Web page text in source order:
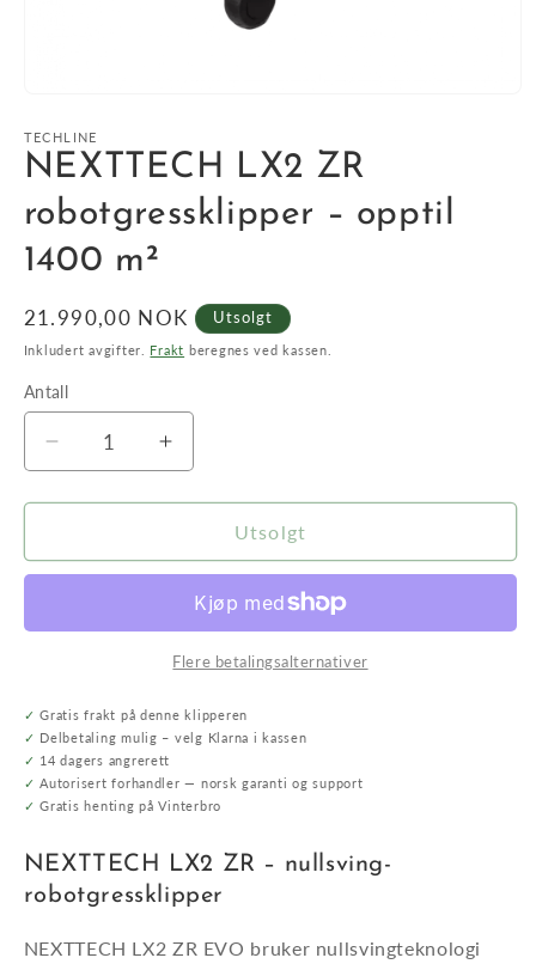
1
modal
TECHLINE
NEXTTECH LX2 ZR
robotgressklipper – opptil
1400 m²
Vanlig
pris
21.990,00 NOK Utsolgt
Inkludert avgifter. Frakt beregnes ved kassen.
Antall
Antall
antallet
for
LX2
robotgressklipper
–
m²
Øk
antallet
for
NEXTTECH
LX2
robotgressklipper
–
opptil
m²
Utsolgt
Flere betalingsalternativer
✓ Gratis frakt på denne klipperen
✓ Delbetaling mulig – velg Klarna i kassen
✓ 14 dagers angrerett
✓ Autorisert forhandler — norsk garanti og support
✓ Gratis henting på Vinterbro
NEXTTECH LX2 ZR – nullsving-
robotgressklipper
NEXTTECH LX2 ZR EVO bruker nullsvingteknologi